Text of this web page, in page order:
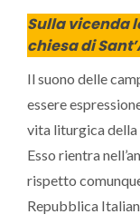
Sulla vicenda
chiesa di
Il suono delle
essere
vita liturgica
Esso rientra
rispetto
Repubblica